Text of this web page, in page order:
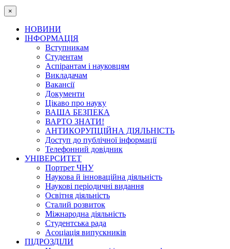
×
НОВИНИ
ІНФОРМАЦІЯ
Вступникам
Студентам
Аспірантам і науковцям
Викладачам
Вакансії
Документи
Цікаво про науку
ВАША БЕЗПЕКА
ВАРТО ЗНАТИ!
АНТИКОРУПЦІЙНА ДІЯЛЬНІСТЬ
Доступ до публічної інформації
Телефонний довідник
УНІВЕРСИТЕТ
Портрет ЧНУ
Наукова й інноваційна діяльність
Наукові періодичні видання
Освітня діяльність
Сталий розвиток
Міжнародна діяльність
Студентська рада
Асоціація випускників
ПІДРОЗДІЛИ